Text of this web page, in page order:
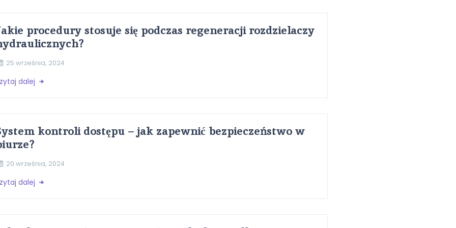
procedury stosuje się podczas regeneracji rozdzielaczy
25 września, 2024
dalej
kontroli dostępu – jak zapewnić bezpieczeństwo w
20 września, 2024
dalej